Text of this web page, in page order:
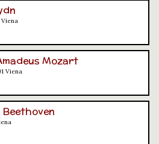
Viena
Mozart
Viena